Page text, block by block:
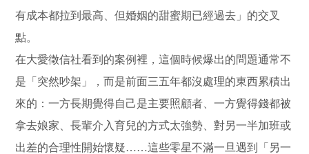
有成本都拉到最高、但婚姻的甜蜜期已經過去」的交叉
點。
在大愛徵信社看到的案例裡，這個時候爆出的問題通常不
是「突然吵架」，而是前面三五年都沒處理的東西累積出
來的：一方長期覺得自己是主要照顧者、一方覺得錢都被
拿去娘家、長輩介入育兒的方式太強勢、對另一半加班或
出差的合理性開始懷疑……這些零星不滿一旦遇到「另一